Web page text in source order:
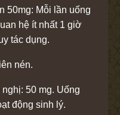
50mg: Mỗi lần uống
hệ ít nhất 1 giờ
tác dụng.
nén.
50 mg. Uống
động sinh lý.